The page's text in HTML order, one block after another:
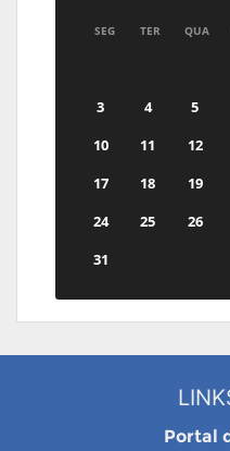
SEG TER QUA
3
4 5
10
11 12
17
18 19
24
25 26
31
Portal